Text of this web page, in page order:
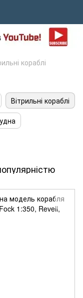
кораблі
Вітрильні кораблі